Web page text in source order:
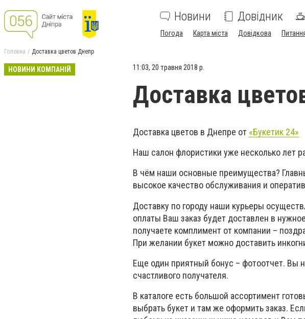
Новини Довідник
Погода Карта міста Довідкова
Головна Доставка цветов Днепр
НОВИНИ КОМПАНІЙ 11:03, 20 травня 2018 р.
Доставка
Доставка цветов в Днепре от «Букетик 24»
Наш салон флористики уже несколько лет
В чём наши основные преимущества?
высокое качество обслуживания и
Доставку по городу наши курьеры
оплаты Ваш заказ будет доставлен в
получаете комплимент от компании –
При желании букет можно доставить
Еще один приятный бонус – фотоотчет. Вы
счастливого получателя.
В каталоге есть большой ассортимент
выбрать букет и там же оформить заказ.